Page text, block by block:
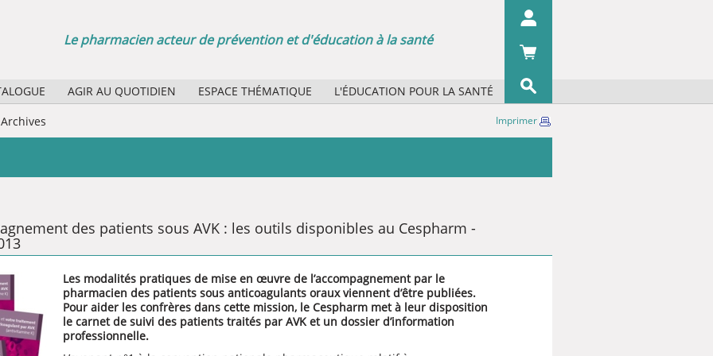
Le pharmacien acteur de prévention et d'éducation à la santé
AGIR AU QUOTIDIEN
ESPACE THÉMATIQUE
L'ÉDUCATION POUR LA SANTÉ
Archives Imprimer
des patients sous AVK : les outils disponibles au Cespharm -
Les modalités pratiques de mise en œuvre de l’accompagnement par le
pharmacien des patients sous anticoagulants oraux viennent d’être publiées.
Pour aider les confrères dans cette mission, le Cespharm met à leur disposition
le carnet de suivi des patients traités par AVK et un dossier d’information
professionnelle.